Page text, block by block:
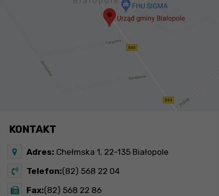
KONTAKT
Adres: Chełmska 1, 22-135 Białopole
Telefon:(82) 568 22 04
Fax:(82) 568 22 86